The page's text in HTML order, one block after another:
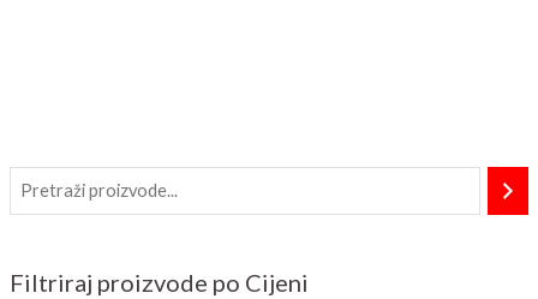
Filtriraj proizvode po Cijeni